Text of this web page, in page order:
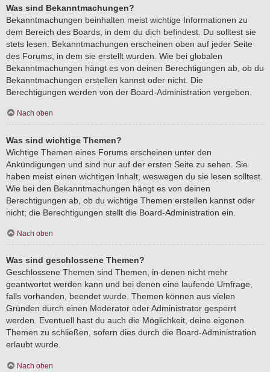
Was sind Bekanntmachungen?
Bekanntmachungen beinhalten meist wichtige Informationen zu
dem Bereich des Boards, in dem du dich befindest. Du solltest sie
stets lesen. Bekanntmachungen erscheinen oben auf jeder Seite
des Forums, in dem sie erstellt wurden. Wie bei globalen
Bekanntmachungen hängt es von deinen Berechtigungen ab, ob du
Bekanntmachungen erstellen kannst oder nicht. Die
Berechtigungen werden von der Board-Administration vergeben.
Nach oben
Was sind wichtige Themen?
Wichtige Themen eines Forums erscheinen unter den
Ankündigungen und sind nur auf der ersten Seite zu sehen. Sie
haben meist einen wichtigen Inhalt, weswegen du sie lesen solltest.
Wie bei den Bekanntmachungen hängt es von deinen
Berechtigungen ab, ob du wichtige Themen erstellen kannst oder
nicht; die Berechtigungen stellt die Board-Administration ein.
Nach oben
Was sind geschlossene Themen?
Geschlossene Themen sind Themen, in denen nicht mehr
geantwortet werden kann und bei denen eine laufende Umfrage,
falls vorhanden, beendet wurde. Themen können aus vielen
Gründen durch einen Moderator oder Administrator gesperrt
werden. Eventuell hast du auch die Möglichkeit, deine eigenen
Themen zu schließen, sofern dies durch die Board-Administration
erlaubt wurde.
Nach oben